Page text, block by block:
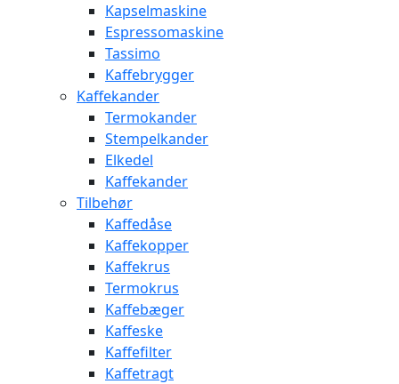
Kapselmaskine
Espressomaskine
Tassimo
Kaffebrygger
Kaffekander
Termokander
Stempelkander
Elkedel
Kaffekander
Tilbehør
Kaffedåse
Kaffekopper
Kaffekrus
Termokrus
Kaffebæger
Kaffeske
Kaffefilter
Kaffetragt